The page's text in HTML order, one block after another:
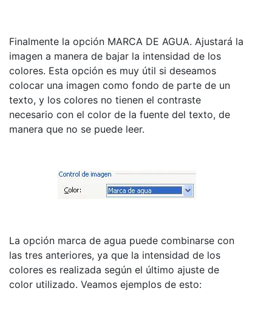
Finalmente la opción MARCA DE AGUA. Ajustará la
imagen a manera de bajar la intensidad de los
colores. Esta opción es muy útil si deseamos
colocar una imagen como fondo de parte de un
texto, y los colores no tienen el contraste
necesario con el color de la fuente del texto, de
manera que no se puede leer.
La opción marca de agua puede combinarse con
las tres anteriores, ya que la intensidad de los
colores es realizada según el último ajuste de
color utilizado. Veamos ejemplos de esto: